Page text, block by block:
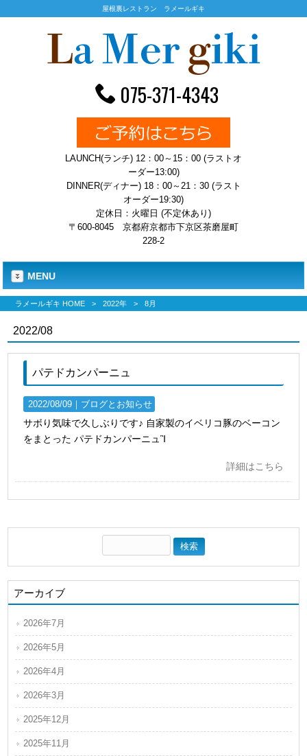
屋根裏レストラン ラメールギキ
075-371-4343
LAUNCH(ランチ) 12：00～15：00 (ラストオ
ーダー13:00)
DINNER(ディナー) 18：00～21：30 (ラスト
オーダー19:30)
定休日：火曜日 (不定休あり)
〒600-8045 京都府京都市下京区茶磨屋町
228-2
MENU
ラメールギキ HOME > 2022年 > 8月
2022/08
パテドカンパーニュ
2022/08/09｜ ブログとお知らせ
サボり気味で久しぶりです♪ 自家製のイベリコ豚のベーコン
をまとった パテドカンパーニュἻ
詳細はこちら
アーカイブ
2026年7月
2026年5月
2026年4月
2026年3月
2025年12月
2025年11月